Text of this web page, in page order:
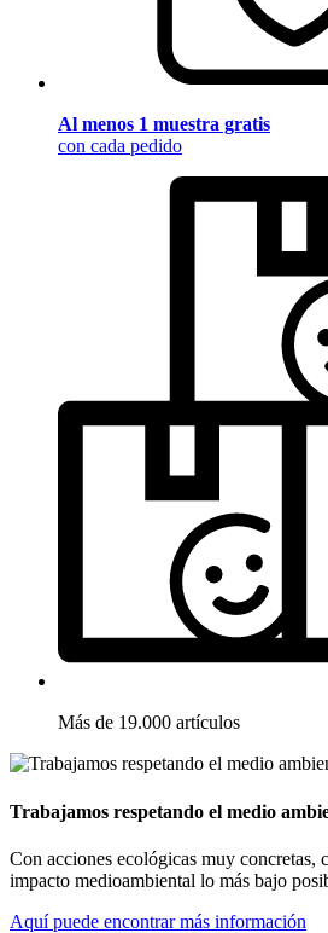
Al menos 1 muestra gratis
con cada pedido
Más de 19.000 artículos
Trabajamos respetando el medio
Con acciones ecológicas muy concretas,
impacto medioambiental lo más bajo
Aquí puede encontrar más información